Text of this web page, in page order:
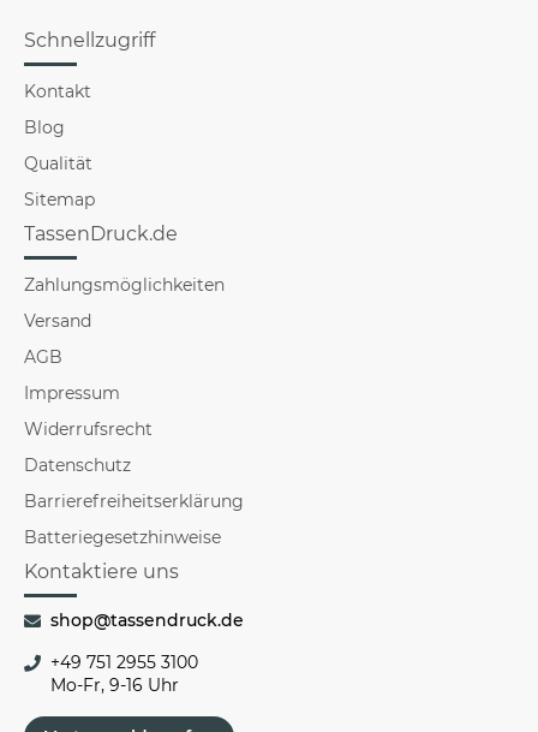
Schnellzugriff
Kontakt
Blog
Qualität
Sitemap
TassenDruck.de
Zahlungsmöglichkeiten
Versand
AGB
Impressum
Widerrufsrecht
Datenschutz
Barrierefreiheitserklärung
Batteriegesetzhinweise
Kontaktiere uns
shop@tassendruck.de
+49 751 2955 3100
Mo-Fr, 9-16 Uhr